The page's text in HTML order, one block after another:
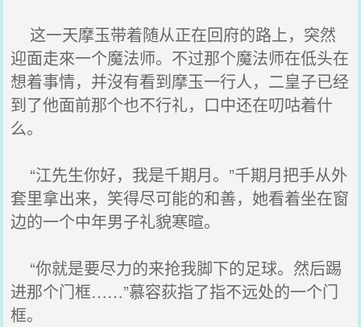
这一天摩玉带着随从正在回府的路上，突然
迎面走來一个魔法师。不过那个魔法师在低头在
想着事情，并沒有看到摩玉一行人，二皇子已经
到了他面前那个也不行礼，口中还在叨咕着什
么。
“江先生你好，我是千期月。”千期月把手从外
套里拿出来，笑得尽可能的和善，她看着坐在窗
边的一个中年男子礼貌寒暄。
“你就是要尽力的来抢我脚下的足球。然后踢
进那个门框……”慕容荻指了指不远处的一个门
框。